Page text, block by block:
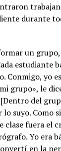
durante
un
estudiante
Conmigo, yo
grupo», le
del
suyo. Como
clase fuera el
Yo era
en la